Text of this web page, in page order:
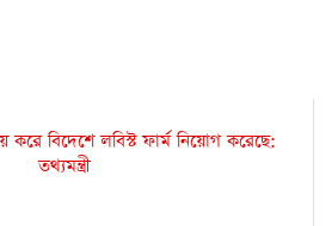
করে বিদেশে লবিস্ট ফার্ম নিয়োগ করেছে:
তথ্যমন্ত্রী